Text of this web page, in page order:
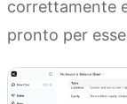
correttamente
pronto per